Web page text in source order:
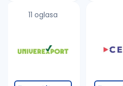
11 oglasa